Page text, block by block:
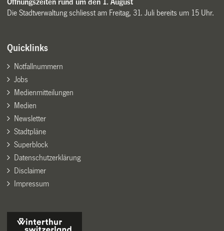
Öffnungszeiten rund um den 1. August
Die Stadtverwaltung schliesst am Freitag, 31. Juli bereits um 15 Uhr.
Quicklinks
Notfallnummern
Jobs
Medienmitteilungen
Medien
Newsletter
Stadtpläne
Superblock
Datenschutzerklärung
Disclaimer
Impressum